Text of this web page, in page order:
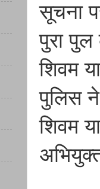
सूचना
पुरा
शिवम
पुलिस
शिवम